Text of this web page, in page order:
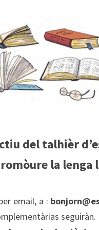
del talhièr
la lenga
email, a :
seguiràn.